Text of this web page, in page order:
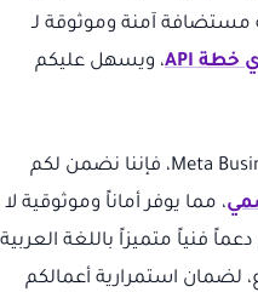
مستضافة آمنة وموثوقة لـ
، ويسهل عليكم
كون لتس بوت شريكاً رسمياً لـ Meta Business، فإننا نضمن لكم
، مما يوفر أماناً وموثوقية لا
فنياً متميزاً باللغة العربية
لضمان استمرارية أعمالكم